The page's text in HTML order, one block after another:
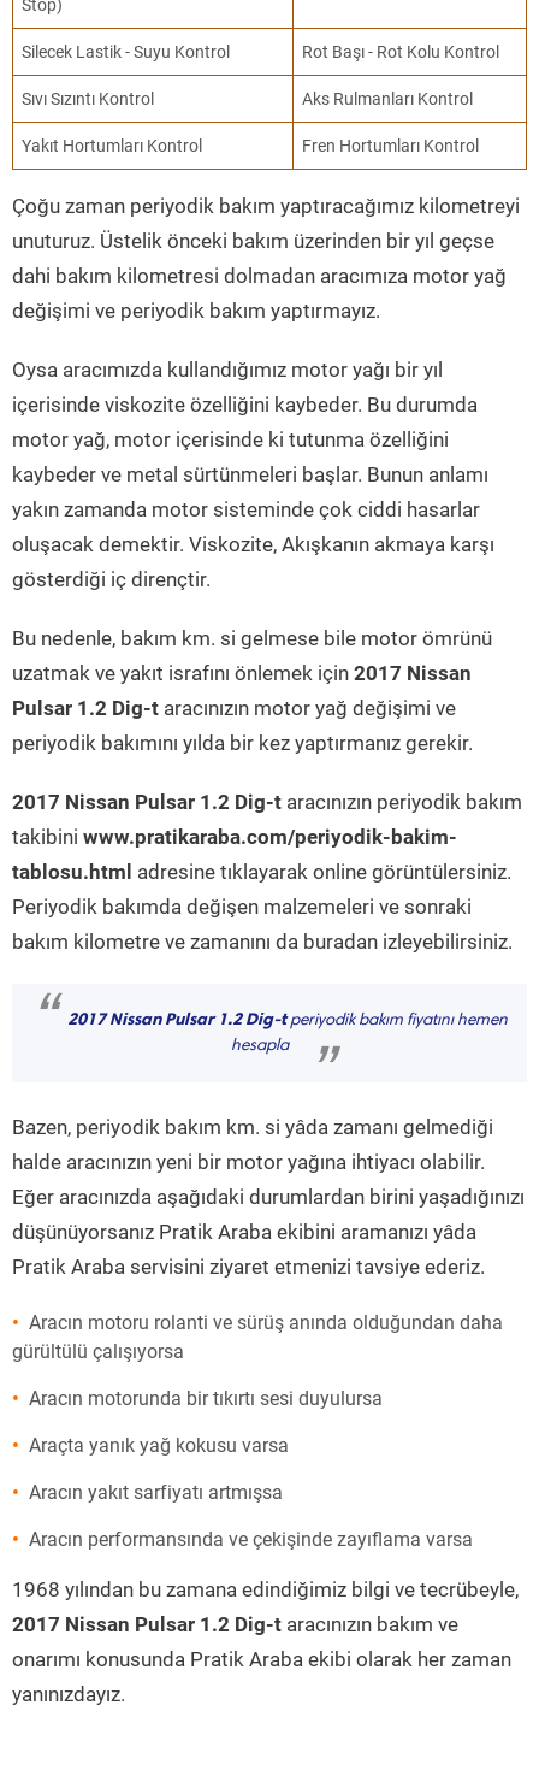
Stop)
Silecek Lastik - Suyu Kontrol Rot Başı - Rot Kolu Kontrol
Sıvı Sızıntı Kontrol Aks Rulmanları Kontrol
Yakıt Hortumları Kontrol Fren Hortumları Kontrol
Çoğu zaman periyodik bakım yaptıracağımız kilometreyi
unuturuz. Üstelik önceki bakım üzerinden bir yıl geçse
dahi bakım kilometresi dolmadan aracımıza motor yağ
değişimi ve periyodik bakım yaptırmayız.
Oysa aracımızda kullandığımız motor yağı bir yıl
içerisinde viskozite özelliğini kaybeder. Bu durumda
motor yağ, motor içerisinde ki tutunma özelliğini
kaybeder ve metal sürtünmeleri başlar. Bunun anlamı
yakın zamanda motor sisteminde çok ciddi hasarlar
oluşacak demektir. Viskozite, Akışkanın akmaya karşı
gösterdiği iç dirençtir.
Bu nedenle, bakım km. si gelmese bile motor ömrünü
uzatmak ve yakıt israfını önlemek için 2017 Nissan
Pulsar 1.2 Dig-t aracınızın motor yağ değişimi ve
periyodik bakımını yılda bir kez yaptırmanız gerekir.
2017 Nissan Pulsar 1.2 Dig-t aracınızın periyodik bakım
takibini www.pratikaraba.com/periyodik-bakim-
tablosu.html adresine tıklayarak online görüntülersiniz.
Periyodik bakımda değişen malzemeleri ve sonraki
bakım kilometre ve zamanını da buradan izleyebilirsiniz.
“ 2017 Nissan Pulsar 1.2 Dig-tperiyodik bakım fiyatını hemen
hesapla
”
Bazen, periyodik bakım km. si yâda zamanı gelmediği
halde aracınızın yeni bir motor yağına ihtiyacı olabilir.
Eğer aracınızda aşağıdaki durumlardan birini yaşadığınızı
düşünüyorsanız Pratik Araba ekibini aramanızı yâda
Pratik Araba servisini ziyaret etmenizi tavsiye ederiz.
Aracın motoru rolanti ve sürüş anında olduğundan daha
gürültülü çalışıyorsa
Aracın motorunda bir tıkırtı sesi duyulursa
Araçta yanık yağ kokusu varsa
Aracın yakıt sarfiyatı artmışsa
Aracın performansında ve çekişinde zayıflama varsa
1968 yılından bu zamana edindiğimiz bilgi ve tecrübeyle,
2017 Nissan Pulsar 1.2 Dig-t aracınızın bakım ve
onarımı konusunda Pratik Araba ekibi olarak her zaman
yanınızdayız.